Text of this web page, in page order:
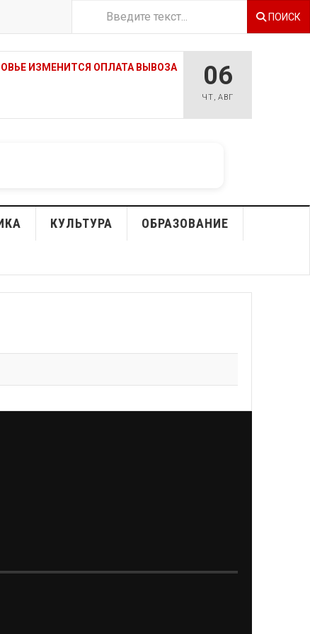
ПОИСК
ИЗМЕНИТСЯ ОПЛАТА ВЫВОЗА
06
ЧТ,АВГ
КУЛЬТУРА ОБРАЗОВАНИЕ